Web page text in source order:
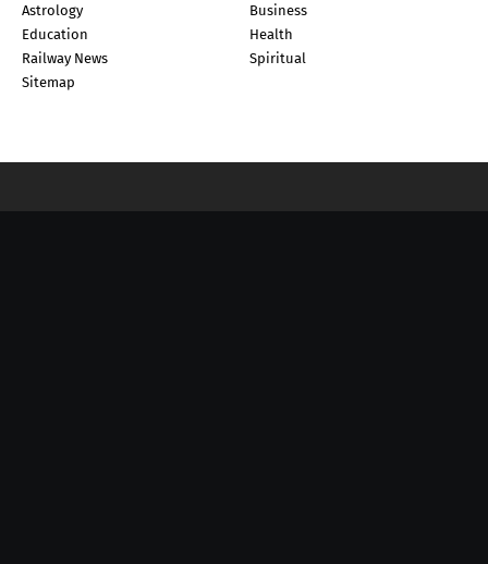
Astrology
Business
Education
Health
Railway News
Spiritual
Sitemap